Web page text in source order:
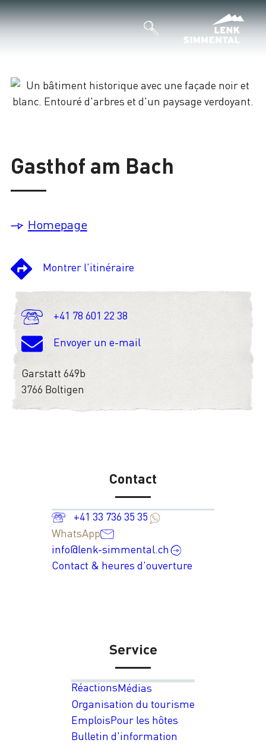
Gasthof am Bach
Homepage
Montrer l'itinéraire
+41 78 601 22 38
Envoyer un e-mail
Garstatt 649b
3766 Boltigen
Contact
+41 33 736 35 35
WhatsApp
info@lenk-simmental.ch
Contact & heures d'ouverture
Service
RéactionsMédias
Organisation du tourisme
EmploisPour les hôtes
Bulletin d'information